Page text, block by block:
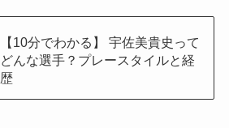
【10分でわかる】 宇佐美貴史って
どんな選手？プレースタイルと経
歴